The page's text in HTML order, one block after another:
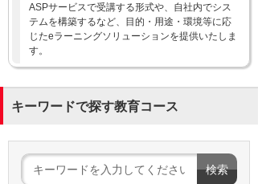
ASPサービスで受講する形式や、自社内でシス
テムを構築するなど、目的・用途・環境等に応
じたeラーニングソリューションを提供いたしま
す。
キーワードで探す教育コース